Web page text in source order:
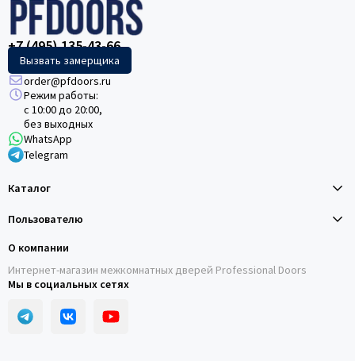
+7 (495) 135-43-66
Вызвать замерщика
order@pfdoors.ru
Режим работы:
с 10:00 до 20:00,
без выходных
WhatsApp
Telegram
Каталог
Пользователю
О компании
Интернет-магазин межкомнатных дверей Professional Doors
Мы в социальных сетях